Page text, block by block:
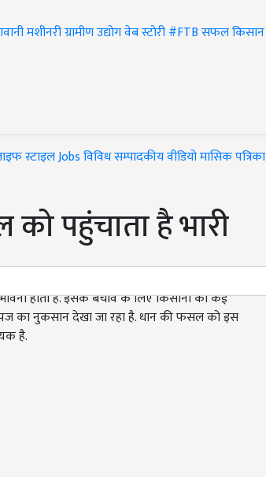
मशीनरीग्रामीण उद्योगवेब स्टोरी#FTBसफल किसान
स्टाइलJobsविविधसम्पादकीयवीडियोमासिक पत्रिका
पहुंचाता है भारी
होती है. इसके बचाव के लिए किसानों को कई
का नुकसान देखा जा रहा है. धान की फसल को इस
है.